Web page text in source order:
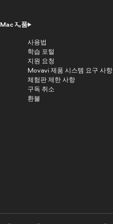
Mac 제품
사용법
학습 포털
지원 요청
Movavi 제품 시스템 요구 사항
체험판 제한 사항
구독 취소
환불